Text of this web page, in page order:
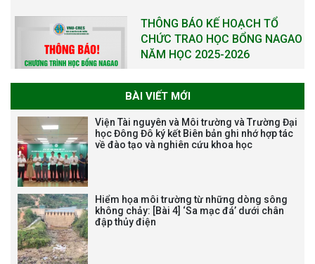
THÔNG BÁO KẾ HOẠCH TỔ
CHỨC TRAO HỌC BỔNG NAGAO
NĂM HỌC 2025-2026
NĂM XÂY DỰNG VÀ PHÁT TRIỂN
VIỆN (1985-2025) VÀ ĐÓN
BÀI VIẾT MỚI
Viện Tài nguyên và Môi trường và Trường Đại
học Đông Đô ký kết Biên bản ghi nhớ hợp tác
về đào tạo và nghiên cứu khoa học
Hiểm họa môi trường từ những dòng sông
không chảy: [Bài 4] ‘Sa mạc đá’ dưới chân
đập thủy điện